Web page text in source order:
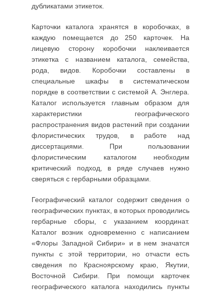
дубликатами этикеток.
Карточки каталога хранятся в коробочках, в
каждую помещается до 250 карточек. На
лицевую сторону коробочки наклеивается
этикетка с названием каталога, семейства,
рода, видов. Коробочки составлены в
специальные шкафы в систематическом
порядке в соответствии с системой А. Энглера.
Каталог используется главным образом для
характеристики географического
распространения видов растений при создании
флористических трудов, в работе над
диссертациями. При пользовании
флористическим каталогом необходим
критический подход, в ряде случаев нужно
сверяться с гербарными образцами.
Географический каталог содержит сведения о
географических пунктах, в которых проводились
гербарные сборы, с указанием координат.
Каталог возник одновременно с написанием
«Флоры Западной Сибири» и в нем значатся
пункты с этой территории, но отчасти есть
сведения по Красноярскому краю, Якутии,
Восточной Сибири. При помощи карточек
географического каталога находились пункты